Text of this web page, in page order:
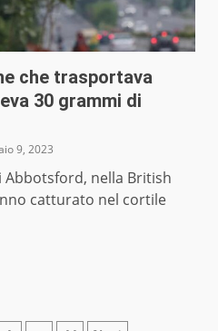
che trasportava
30 grammi di
9, 2023
Abbotsford, nella British
catturato nel cortile